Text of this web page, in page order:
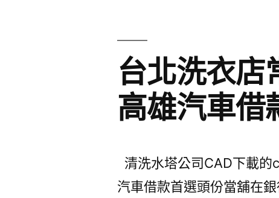
台北洗衣店
高雄汽車借
清洗水塔公司CAD下載
汽車借款首選頭份當舖在